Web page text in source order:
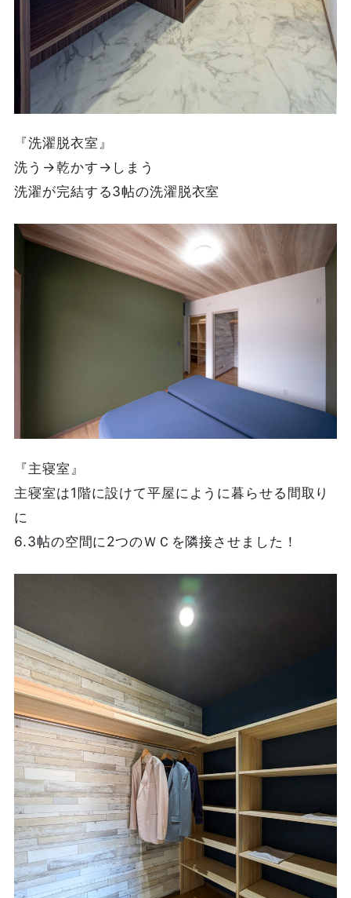
『洗濯脱衣室』
洗う→乾かす→しまう
洗濯が完結する3帖の洗濯脱衣室
『主寝室』
主寝室は1階に設けて平屋にように暮らせる間取り
に
6.3帖の空間に2つのＷＣを隣接させました！